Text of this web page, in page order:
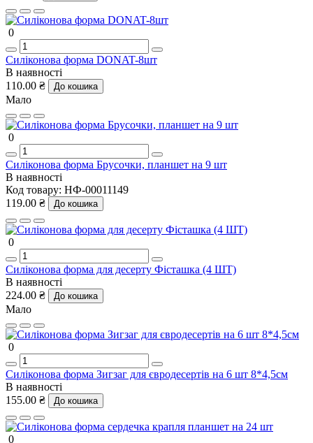
0
Силіконова форма DONAT-8шт
В наявності
110.00 ₴
До кошика
Мало
0
Силіконова форма Брусочки, планшет на 9 шт
В наявності
Код товару: НФ-00011149
119.00 ₴
До кошика
0
Силіконова форма для десерту Фісташка (4 ШТ)
В наявності
224.00 ₴
До кошика
Мало
0
Силіконова форма Зигзаг для євродесертів на 6 шт 8*4,5см
В наявності
155.00 ₴
До кошика
0